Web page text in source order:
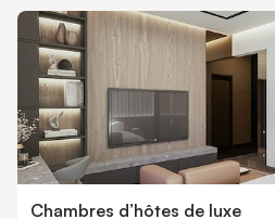
Chambres d’hôtes de luxe